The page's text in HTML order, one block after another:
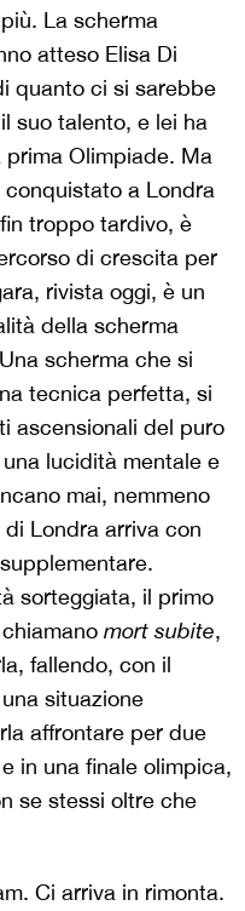
La scherma
atteso Elisa Di
quanto ci si sarebbe
suo talento, e lei ha
Olimpiade. Ma
conquistato a Londra
troppo tardivo, è
di crescita per
rivista oggi, è un
della scherma
scherma che si
tecnica perfetta, si
ascensionali del puro
lucidità mentale e
mai, nemmeno
di Londra arriva con
sorteggiata, il primo
mort subite,
fallendo, con il
situazione
affrontare per due
in una finale olimpica,
se stessi oltre che
Ci arriva in rimonta.